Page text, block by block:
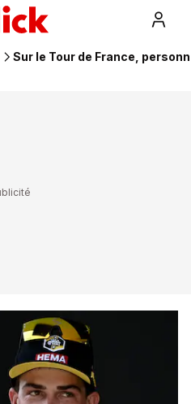
Sur le Tour de France,